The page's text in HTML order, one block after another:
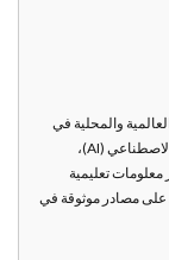
والمحلية في
مجالات الاقتصاد، والتكنولوجيا المالية (FinTech)، والذكاء الاصطناعي (AI)،
معلومات تعليمية
على مصادر موثوقة في